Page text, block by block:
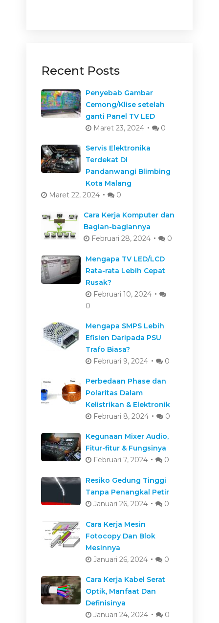
Recent Posts
Penyebab Gambar
Cemong/Klise setelah
ganti Panel TV LED
Maret 23, 2024
0
Servis Elektronika
Terdekat Di
Pandanwangi Blimbing
Kota Malang
Maret 22, 2024
0
Cara Kerja Komputer dan
Bagian-bagiannya
Februari 28, 2024
0
Mengapa TV LED/LCD
Rata-rata Lebih Cepat
Rusak?
Februari 10, 2024
0
Mengapa SMPS Lebih
Efisien Daripada PSU
Trafo Biasa?
Februari 9, 2024
0
Perbedaan Phase dan
Polaritas Dalam
Kelistrikan & Elektronik
Februari 8, 2024
0
Kegunaan Mixer Audio,
Fitur-fitur & Fungsinya
Februari 7, 2024
0
Resiko Gedung Tinggi
Tanpa Penangkal Petir
Januari 26, 2024
0
Cara Kerja Mesin
Fotocopy Dan Blok
Mesinnya
Januari 26, 2024
0
Cara Kerja Kabel Serat
Optik, Manfaat Dan
Definisinya
Januari 24, 2024
0